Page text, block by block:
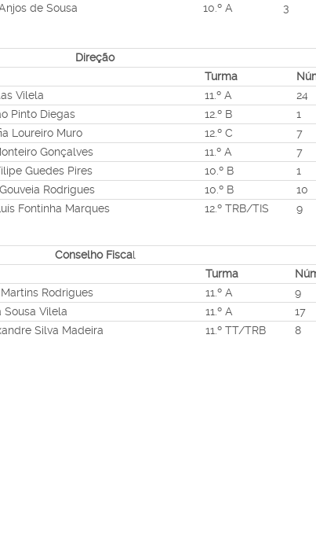
de Sousa 10.º A 3
Direção
Turma
Vilela 11.º A
24
Pinto Diegas 12.º B
1
Loureiro Muro 12.º C
7
Gonçalves 11.º A
7
Guedes Pires 10.º B
1
Rodrigues 10.º B
10
Fontinha Marques 12.º TRB/TIS 9
Conselho Fiscal
Turma
Rodrigues 11.º A
9
Sousa Vilela 11.º A
17
Silva Madeira 11.º TT/TRB 8